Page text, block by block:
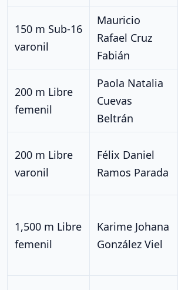
150 m Sub-16
varonil
Mauricio
Rafael Cruz
Fabián
200 m Libre
femenil
Paola Natalia
Cuevas
Beltrán
200 m Libre
varonil
Félix Daniel
Ramos Parada
1,500 m Libre
femenil
Karime Johana
González Viel